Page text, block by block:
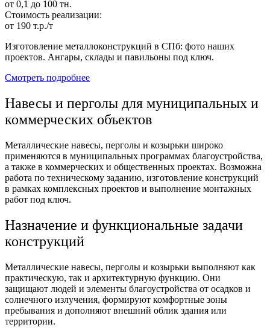
от 0,1 до 100 тн.
Стоимость реализации:
от 190 т.р./т
Изготовление металлоконструкций в СПб: фото наших
проектов. Ангары, склады и павильоны под ключ.
Смотреть подробнее
Навесы и перголы для муниципальных и
коммерческих объектов
Металлические навесы, перголы и козырьки широко
применяются в муниципальных программах благоустройства,
а также в коммерческих и общественных проектах. Возможна
работа по техническому заданию, изготовление конструкций
в рамках комплексных проектов и выполнение монтажных
работ под ключ.
Назначение и функциональные задачи
конструкций
Металлические навесы, перголы и козырьки выполняют как
практическую, так и архитектурную функцию. Они
защищают людей и элементы благоустройства от осадков и
солнечного излучения, формируют комфортные зоны
пребывания и дополняют внешний облик здания или
территории.